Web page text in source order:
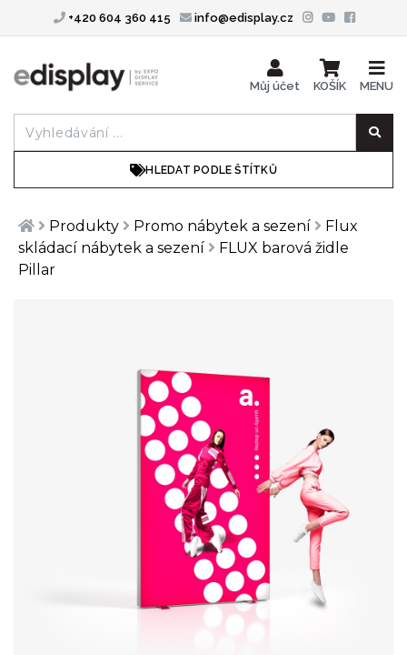
+420 604 360 415 info@edisplay.cz
HLEDAT PODLE ŠTÍTKŮ
Můj účet KOŠÍK MENU
Produkty Promo nábytek a sezení
Flux
skládací nábytek a sezení
FLUX barová židle
Pillar